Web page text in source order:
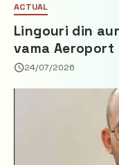
ACTUAL
Lingouri din
vama Aeroport
24/07/2026